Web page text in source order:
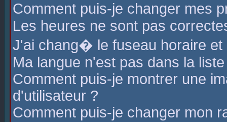
Comment puis-je changer mes
Les heures ne sont pas
J'ai chang� le fuseau horaire
Ma langue n'est pas dans la
Comment puis-je montrer une
d'utilisateur ?
Comment puis-je changer mon